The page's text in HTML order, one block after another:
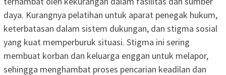
daya. Kurangnya pelatihan untuk aparat penegak hukum,
keterbatasan dalam sistem dukungan, dan stigma sosial
yang kuat memperburuk situasi. Stigma ini sering
membuat korban dan keluarga enggan untuk melapor,
sehingga menghambat proses pencarian keadilan dan